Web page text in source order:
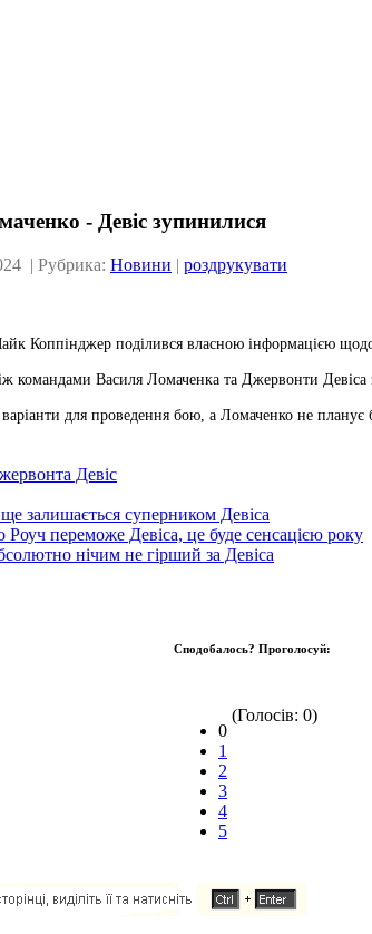
- Девіс зупинилися
| Рубрика: Новини | роздрукувати
Коппінджер поділився власною інформацією
командами Василя Ломаченка та Джервонти Девіса
для проведення бою, а Ломаченко не планує
Девіс
залишається суперником Девіса
переможе Девіса, це буде сенсацією року
нічим не гірший за Девіса
Сподобалось? Проголосуй:
0
1
2
3
4
5
(Голосів: 0)